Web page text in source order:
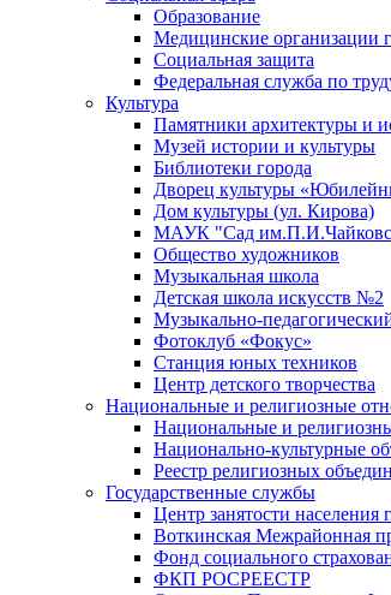
Образование
Медицинские организации
Социальная защита
Федеральная служба по
Культура
Памятники архитектуры и
Музей истории и культуры
Библиотеки города
Дворец культуры
Дом культуры (ул. Кирова)
МАУК "Сад
Общество художников
Музыкальная школа
Детская школа искусств №2
Музыкально-
Фотоклуб «Фокус»
Станция юных техников
Центр детского творчества
Национальные и религиозные
Национальные и
Национально-культурные
Реестр религиозных
Государственные службы
Центр занятости населения
Воткинская Межрайонная
Фонд социального
ФКП РОСРЕЕСТР